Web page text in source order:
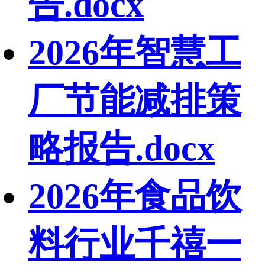
2026年智慧工
厂节能减排策
略报告.docx
2026年食品饮
料行业千禧一